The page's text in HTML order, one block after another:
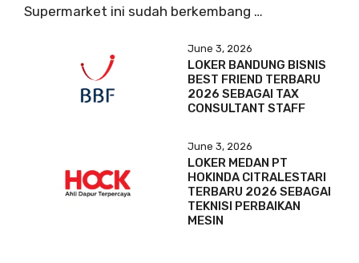
Supermarket ini sudah berkembang …
June 3, 2026
LOKER BANDUNG BISNIS
BEST FRIEND TERBARU
2026 SEBAGAI TAX
CONSULTANT STAFF
June 3, 2026
LOKER MEDAN PT
HOKINDA CITRALESTARI
TERBARU 2026 SEBAGAI
TEKNISI PERBAIKAN
MESIN